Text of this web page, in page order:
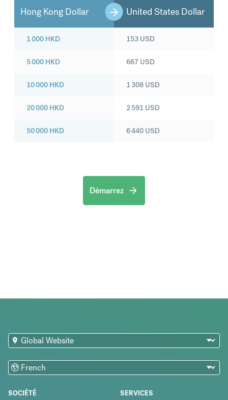
Hong Kong Dollar United States Dollar
1 000 HKD
5 000 HKD
10 000 HKD
20 000 HKD
50 000 HKD
153 USD
667 USD
1 308 USD
2 591 USD
6 440 USD
Démarrez
SOCIÉTÉ SERVICES